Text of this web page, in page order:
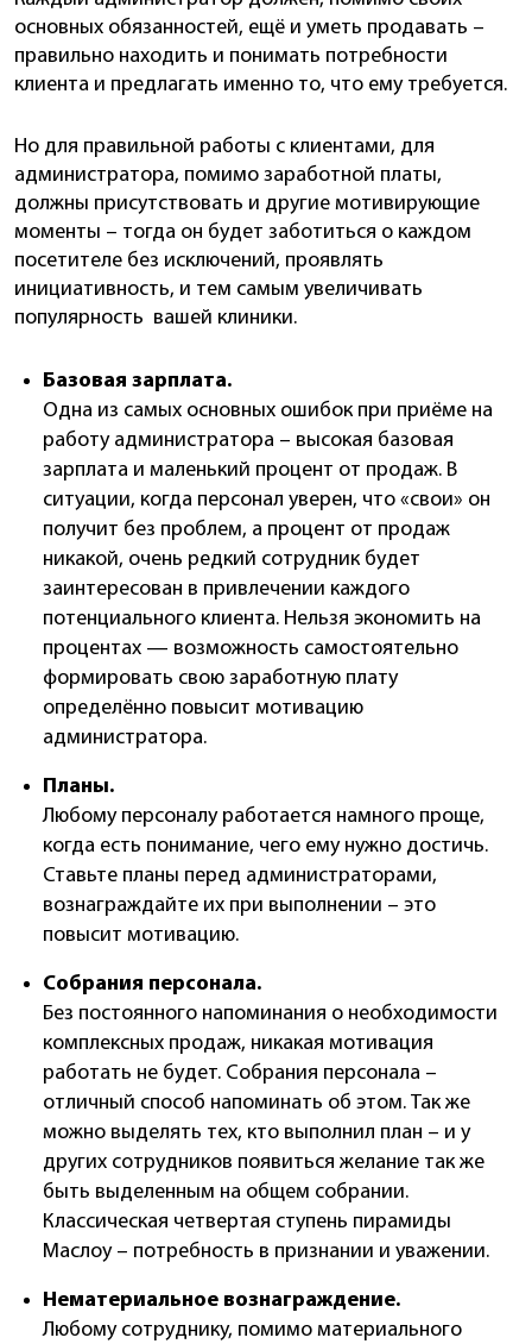
основных обязанностей, ещё и уметь продавать –
правильно находить и понимать потребности
клиента и предлагать именно то, что ему требуется.
Но для правильной работы с клиентами, для
администратора, помимо заработной платы,
должны присутствовать и другие мотивирующие
моменты – тогда он будет заботиться о каждом
посетителе без исключений, проявлять
инициативность, и тем самым увеличивать
популярность вашей клиники.
Базовая зарплата.
Одна из самых основных ошибок при приёме на
работу администратора – высокая базовая
зарплата и маленький процент от продаж. В
ситуации, когда персонал уверен, что «свои» он
получит без проблем, а процент от продаж
никакой, очень редкий сотрудник будет
заинтересован в привлечении каждого
потенциального клиента. Нельзя экономить на
процентах — возможность самостоятельно
формировать свою заработную плату
определённо повысит мотивацию
администратора.
Планы.
Любому персоналу работается намного проще,
когда есть понимание, чего ему нужно достичь.
Ставьте планы перед администраторами,
вознаграждайте их при выполнении – это
повысит мотивацию.
Собрания персонала.
Без постоянного напоминания о необходимости
комплексных продаж, никакая мотивация
работать не будет. Собрания персонала –
отличный способ напоминать об этом. Так же
можно выделять тех, кто выполнил план – и у
других сотрудников появиться желание так же
быть выделенным на общем собрании.
Классическая четвертая ступень пирамиды
Маслоу – потребность в признании и уважении.
Нематериальное вознаграждение.
Любому сотруднику, помимо материального